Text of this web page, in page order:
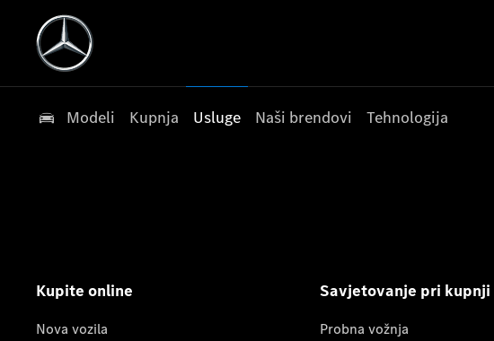
Modeli Kupnja Usluge Naši brendovi Tehnologija
Kupite online
Nova vozila
Savjetovanje pri kupnji
Probna vožnja